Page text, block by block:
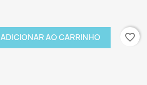
ADICIONAR AO CARRINHO favorite_border